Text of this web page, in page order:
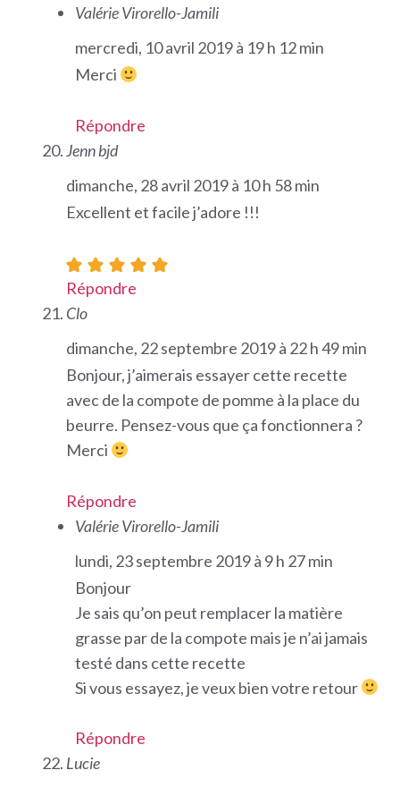
Valérie Virorello-Jamili
mercredi, 10 avril 2019 à 19 h 12 min
Merci
Répondre
Jenn bjd
dimanche, 28 avril 2019 à 10 h 58 min
Excellent et facile j’adore !!!
Répondre
Clo
dimanche, 22 septembre 2019 à 22 h 49 min
Bonjour, j’aimerais essayer cette recette
avec de la compote de pomme à la place du
beurre. Pensez-vous que ça fonctionnera ?
Merci
Répondre
Valérie Virorello-Jamili
lundi, 23 septembre 2019 à 9 h 27 min
Bonjour
Je sais qu’on peut remplacer la matière
grasse par de la compote mais je n’ai jamais
testé dans cette recette
Si vous essayez, je veux bien votre retour
Répondre
Lucie